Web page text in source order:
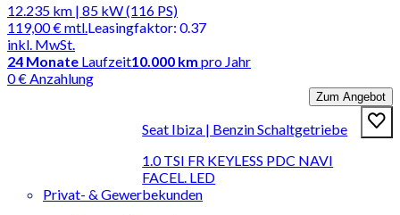
12.235 km | 85 kW (116 PS)
119,00 €mtl.
inkl. MwSt.
Leasingfaktor: 0.37
24 Monate Laufzeit10.000 km pro Jahr
0 € Anzahlung
Zum Angebot
Seat Ibiza | Benzin Schaltgetriebe
1.0 TSI FR KEYLESS PDC NAVI
FACEL. LED
Privat- & Gewerbekunden